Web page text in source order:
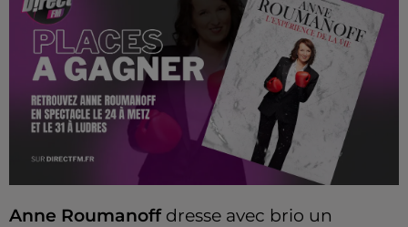
Anne Roumanoffdresse avec brio un